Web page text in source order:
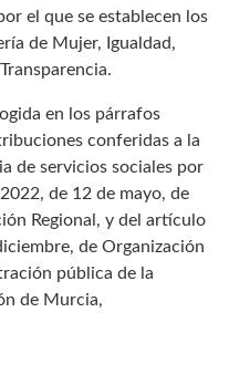
el que se establecen los
de Mujer, Igualdad,
.
en los párrafos
conferidas a la
de servicios sociales por
de 12 de mayo, de
Regional, y del artículo
, de Organización
pública de la
de Murcia,